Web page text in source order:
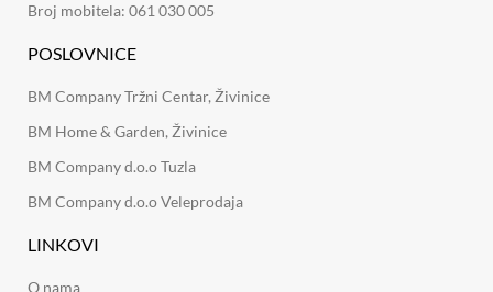
Broj mobitela: 061 030 005
POSLOVNICE
BM Company Tržni Centar, Živinice
BM Home & Garden, Živinice
BM Company d.o.o Tuzla
BM Company d.o.o Veleprodaja
LINKOVI
O nama